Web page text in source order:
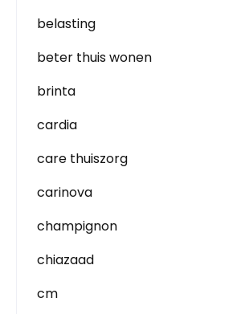
belasting
beter thuis wonen
brinta
cardia
care thuiszorg
carinova
champignon
chiazaad
cm